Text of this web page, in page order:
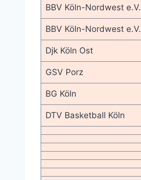
BBV Köln-Nordwest e.V.
BBV Köln-Nordwest e.V.
Djk Köln Ost
GSV Porz
BG Köln
DTV Basketball Köln